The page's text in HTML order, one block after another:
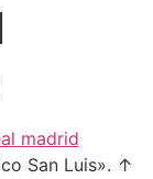
San Luis». ↑